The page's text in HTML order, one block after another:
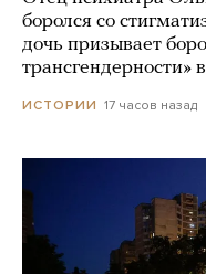
боролся со
дочь призывает
трансгендерности»
ИСТОРИИ 17 часов назад